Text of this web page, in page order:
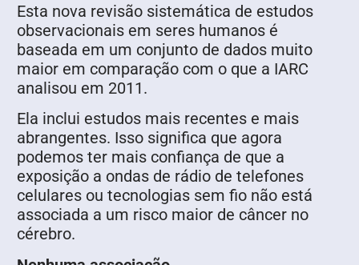
Esta nova revisão sistemática de estudos
observacionais em seres humanos é
baseada em um conjunto de dados muito
maior em comparação com o que a IARC
analisou em 2011.
Ela inclui estudos mais recentes e mais
abrangentes. Isso significa que agora
podemos ter mais confiança de que a
exposição a ondas de rádio de telefones
celulares ou tecnologias sem fio não está
associada a um risco maior de câncer no
cérebro.